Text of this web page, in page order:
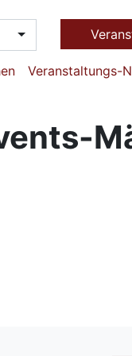
Veranstaltungs-